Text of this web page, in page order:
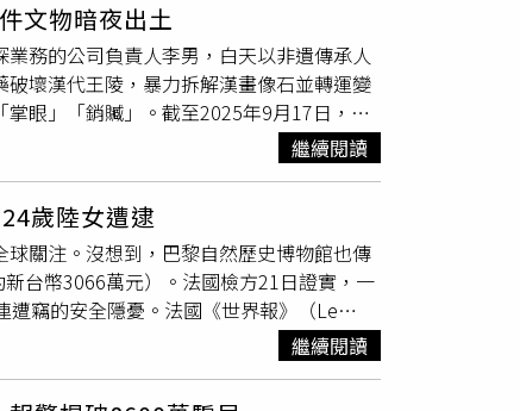
鎖的窗戶與2個展示櫃，搶走8件珍寶後，
I）贈與其第2任妻子瑪麗路易絲
石的皇冠，據稱屬於拿破崙三世
前尚未尋獲被竊珠寶，但在現場發現的證
家媒體因此報導，他極可能是當時打破玻
小有名氣的人物。他在YouTube、TikTok與
更近一點」（Toujours plus près du
示他駕駛的是「Yamaha TMAX」重機，這
地點多在巴黎與歐貝維利耶一帶，靠近法
少年輕粉絲。根據LVMH旗下日報《巴黎人
合包裹服務公司」（UPS）、玩具反斗城
et de culture Georges-Pompidou）擔
。然而，檢方紀錄顯示，他的前科並不單
駛、危害公共安全，以及在2014年因搶劫
文物暗夜出土
務的公司負責人李男，白天以非遺傳承人
壞漢代王陵，暴力拆解漢畫像石並轉運變
眼」「銷贓」。截至2025年9月17日，最
4,000件，其中逾百件屬珍貴等級，年代從
鐵器、骨角器與瓷器等多類門類。根據《澎
行查訪。化裝偵查員在店舖角落發現一件
代晚期弓形器極為接近，判斷疑為出土文
其兩處祕密倉庫，並從大數據與人際往來
秦東陵1號墓案的刑滿人士。專案之後擴
西等11省市同步收網，抓獲27人（含公安
文保單位明代萬年少家族墓、新沂西墩頂遺
。追繳品項中，漢畫像石逾200塊，多件評
研究與地方文獻記載，對補史、證史、糾
繼續閱讀
歲陸女遭逮
關注。沒想到，巴黎自然歷史博物館也傳
台幣3066萬元）。法國檢方21日證實，一
竊的安全隱憂。法國《世界報》（Le
巴塞隆納落網，10月13日被引渡回法國
，企圖返回中國，且被捕時正試圖出售約1
中心的自然歷史博物館，破壞2道館門與展
繼續閱讀